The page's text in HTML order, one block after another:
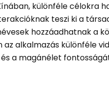
különféle célokra
teszi ki a
hozzáadhatnak a
alkalmazás különféle
a magánélet